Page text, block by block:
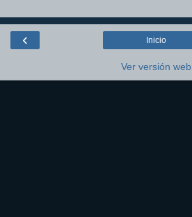
‹ Inicio
Ver versión web